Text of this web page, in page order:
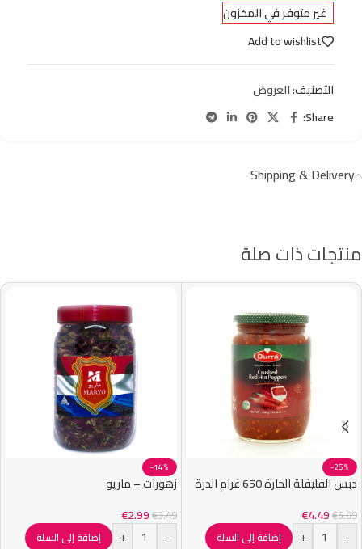
غير متوفر في المخزون
Add to wishlist
التصنيف:العروض
Share:
Shipping & Delivery
منتجات ذات صلة
-25%
دبس الفليفلة الحارة 650 غرام الدرة
€5.99
€4.49
-
+ إضافة إلى السلة
-14%
زهورات – ماريو
€3.49
€2.99
-
+ إضافة إلى السلة